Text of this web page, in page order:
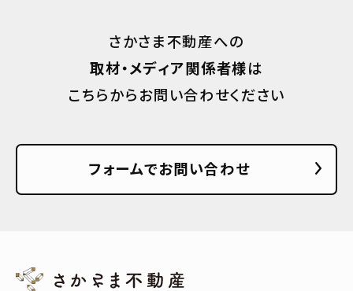
さかさま不動産への
取材・メディア関係者様は
こちらからお問い合わせください
フォームでお問い合わせ